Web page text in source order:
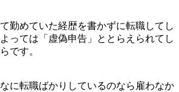
勤めていた経歴を書かずに転職してし
っては「虚偽申告」ととらえられてし
です。
に転職ばかりしているのなら雇わなか